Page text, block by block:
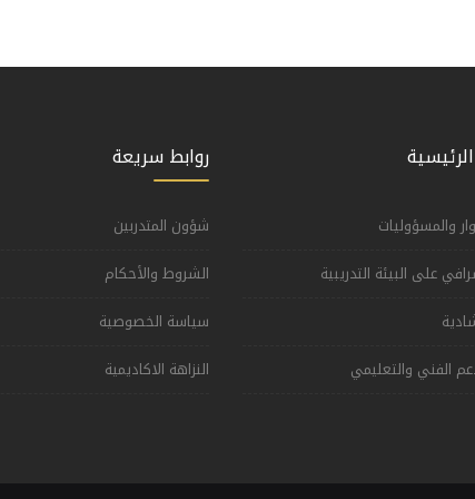
والمسؤوليات
على البيئة التدريبية
الفني والتعليمي
روابط سريعة
شؤون المتدربين
الشروط والأحكام
سياسة الخصوصية
النزاهة الاكاديمية